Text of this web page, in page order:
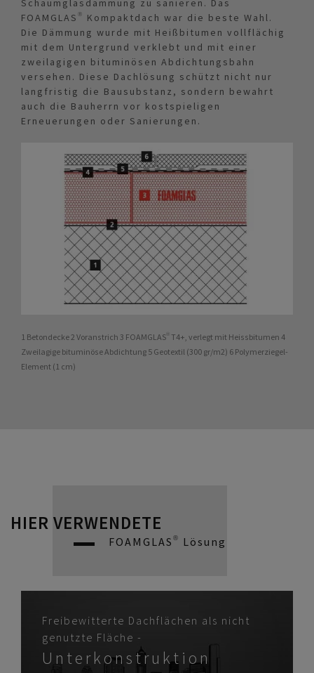
Schaumglasdämmung zu sanieren. Das
FOAMGLAS® Kompaktdach war die beste Wahl.
Die Dämmung wurde mit Heißbitumen vollflächig
mit dem Untergrund verklebt und mit einer
zweilagigen bituminösen Abdichtungsbahn
versehen. Diese Dachlösung schützt nicht nur
langfristig die Bausubstanz, sondern bewahrt
auch die Bauherrn vor kostspieligen
Erneuerungen oder Sanierungen.
1 Betondecke 2 Voranstrich 3 FOAMGLAS® T4+, verlegt mit Heissbitumen 4
Zweilagige bituminöse Abdichtung 5 Geotextil (300 gr/m2) 6 Polymerziegel-
Element (1 cm)
HIER VERWENDETE
FOAMGLAS® Lösung
Freibewitterte Dachflächen als nicht
genutzte Fläche -
Unterkonstruktion